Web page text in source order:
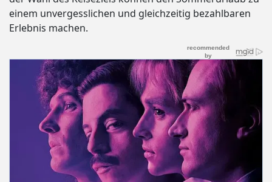
einem unvergesslichen und gleichzeitig bezahlbaren
Erlebnis machen.